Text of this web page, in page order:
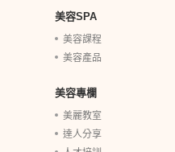
美容SPA
美容課程
美容產品
美容專欄
美麗教室
達人分享